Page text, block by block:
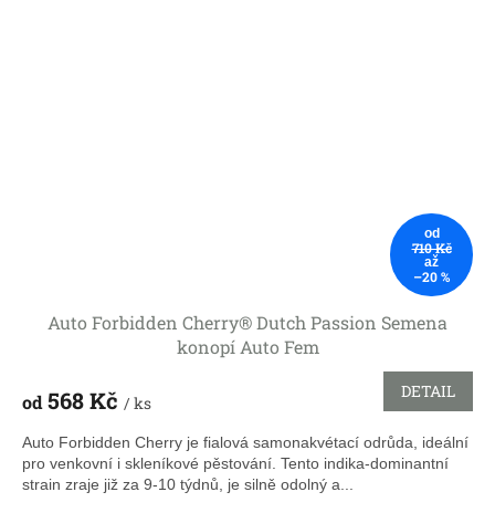
od
710 Kč
až
–20 %
Auto Forbidden Cherry® Dutch Passion Semena
konopí Auto Fem
od 568 Kč / ks
DETAIL
Auto Forbidden Cherry je fialová samonakvétací odrůda, ideální
pro venkovní i skleníkové pěstování. Tento indika-dominantní
strain zraje již za 9-10 týdnů, je silně odolný a...